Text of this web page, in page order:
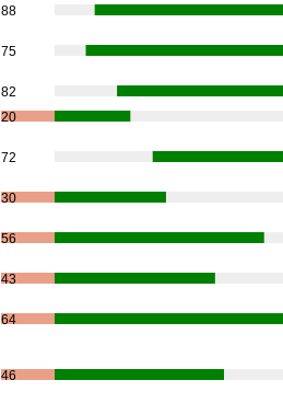
88
75
82
20
72
30
56
43
64
46